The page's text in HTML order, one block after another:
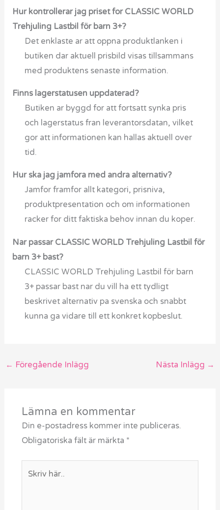
Hur kontrollerar jag priset for CLASSIC WORLD
Trehjuling Lastbil för barn 3+?
Det enklaste ar att oppna produktlanken i
butiken dar aktuell prisbild visas tillsammans
med produktens senaste information.
Finns lagerstatusen uppdaterad?
Butiken ar byggd for att fortsatt synka pris
och lagerstatus fran leverantorsdatan, vilket
gor att informationen kan hallas aktuell over
tid.
Hur ska jag jamfora med andra alternativ?
Jamfor framfor allt kategori, prisniva,
produktpresentation och om informationen
racker for ditt faktiska behov innan du koper.
Nar passar CLASSIC WORLD Trehjuling Lastbil för
barn 3+ bast?
CLASSIC WORLD Trehjuling Lastbil för barn
3+ passar bast nar du vill ha ett tydligt
beskrivet alternativ pa svenska och snabbt
kunna ga vidare till ett konkret kopbeslut.
← Föregående Inlägg Nästa Inlägg →
Lämna en kommentar
Din e-postadress kommer inte publiceras.
Obligatoriska fält är märkta *